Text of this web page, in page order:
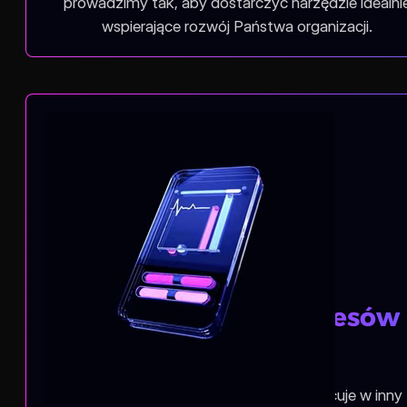
wspierające rozwój Państwa organizacji.
Optymalizacja procesów
pracy
Rozumiemy, że każda organizacja pracuje w inny